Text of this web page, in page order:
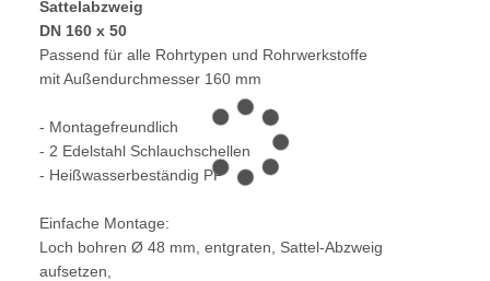
Sattelabzweig
DN 160 x 50
Passend für alle Rohrtypen und Rohrwerkstoffe
mit Außendurchmesser 160 mm
- Montagefreundlich
- 2 Edelstahl Schlauchschellen
- Heißwasserbeständig PP
Einfache Montage:
Loch bohren Ø 48 mm, entgraten, Sattel-Abzweig
aufsetzen,